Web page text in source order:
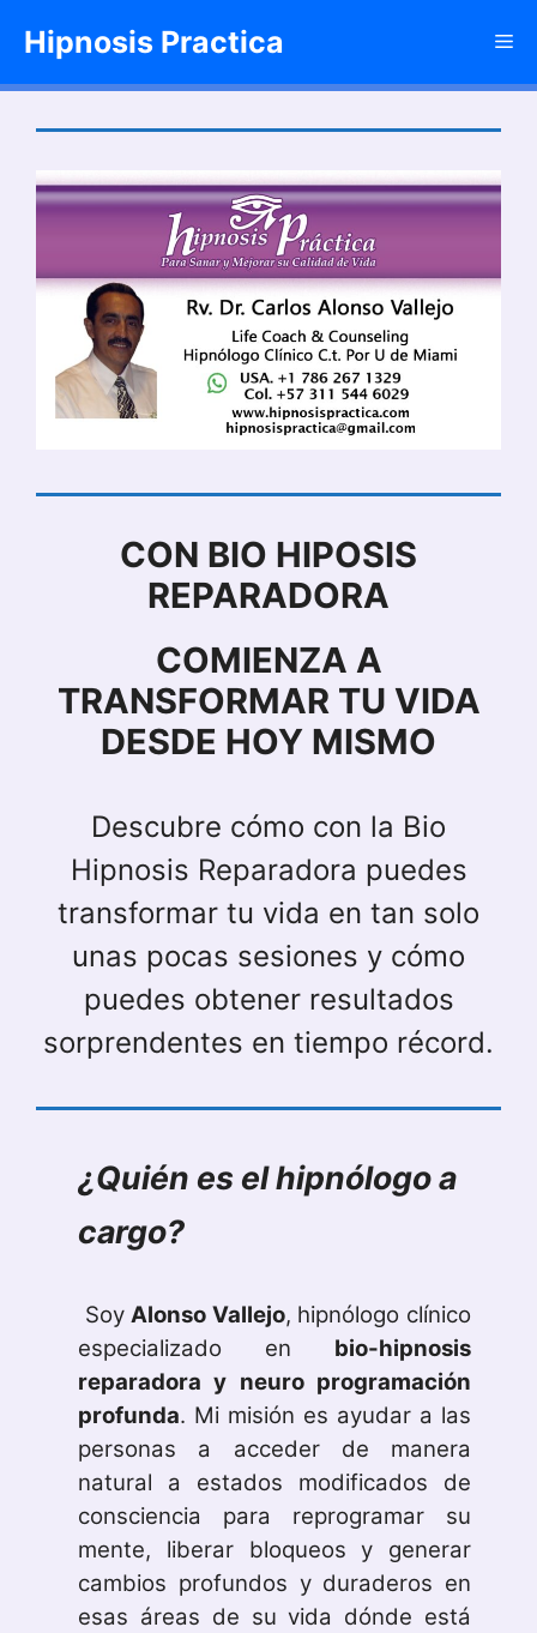
Hipnosis Practica
CON BIO HIPOSIS
REPARADORA
COMIENZA A
TRANSFORMAR TU VIDA
DESDE HOY MISMO
Descubre cómo con la Bio
Hipnosis Reparadora puedes
transformar tu vida en tan solo
unas pocas sesiones y cómo
puedes obtener resultados
sorprendentes en tiempo récord.
¿Quién es el hipnólogo a
cargo?
SoyAlonso Vallejo, hipnólogo clínico
especializado en bio-hipnosis
reparadora y neuro programación
profunda. Mi misión es ayudar a las
personas a acceder de manera
natural a estados modificados de
consciencia para reprogramar su
mente, liberar bloqueos y generar
cambios profundos y duraderos en
esas áreas de su vida dónde está